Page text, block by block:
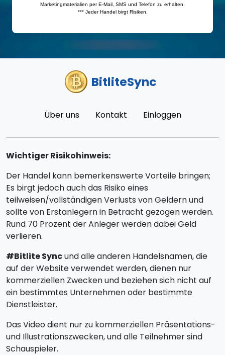
BitliteSync
Über uns Kontakt Einloggen
Wichtiger Risikohinweis:
Der Handel kann bemerkenswerte Vorteile bringen;
Es birgt jedoch auch das Risiko eines
teilweisen/vollständigen Verlusts von Geldern und
sollte von Erstanlegern in Betracht gezogen werden.
Rund 70 Prozent der Anleger werden dabei Geld
verlieren.
#Bitlite Syncund alle anderen Handelsnamen, die
auf der Website verwendet werden, dienen nur
kommerziellen Zwecken und beziehen sich nicht auf
ein bestimmtes Unternehmen oder bestimmte
Dienstleister.
Das Video dient nur zu kommerziellen Präsentations-
und Illustrationszwecken, und alle Teilnehmer sind
Schauspieler.